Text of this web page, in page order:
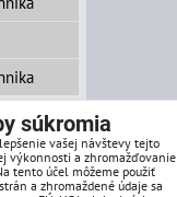
systém:
súkromia
vašej návštevy tejto
výkonnosti a zhromažďovanie
tento účel môžeme použiť
a zhromaždené údaje sa